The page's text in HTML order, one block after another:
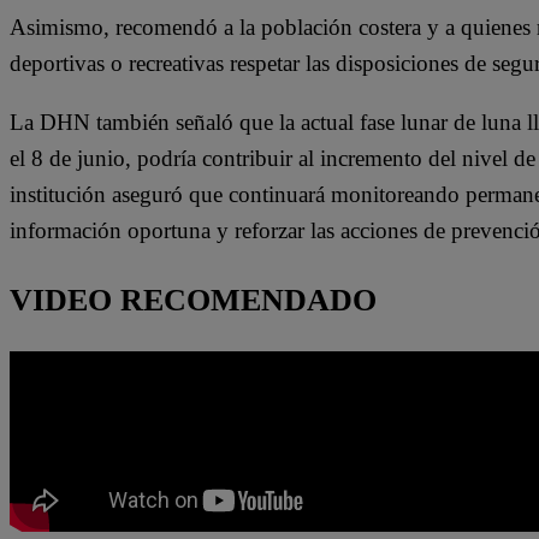
Asimismo, recomendó a la población costera y a quienes
deportivas o recreativas respetar las disposiciones de
La DHN también señaló que la actual fase lunar de luna
el 8 de junio, podría contribuir al incremento del nivel
institución aseguró que continuará monitoreando
información oportuna y reforzar las acciones de
VIDEO RECOMENDADO